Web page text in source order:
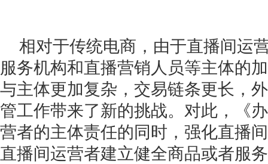
相对于传统电商，由于直播间运
服务机构和直播营销人员等主体的
与主体更加复杂，交易链条更长，
管工作带来了新的挑战。对此，《
营者的主体责任的同时，强化直播
直播间运营者建立健全商品或者服